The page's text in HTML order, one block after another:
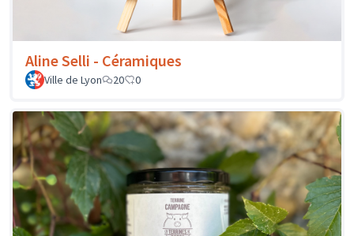
Aline Selli - Céramiques
Ville de Lyon 20 0